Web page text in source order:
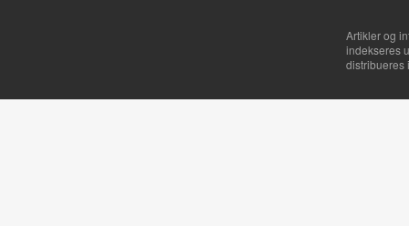
Artikler og
indekseres
distribueres